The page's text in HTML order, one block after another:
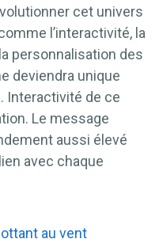
cet univers
l’interactivité, la
personnalisation des
deviendra unique
Interactivité de ce
Le message
aussi élevé
avec chaque